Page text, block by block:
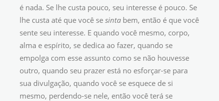
é nada. Se lhe custa pouco, seu interesse é pouco. Se
lhe custa até que você se sinta bem, então é que você
sente seu interesse. E quando você mesmo, corpo,
alma e espírito, se dedica ao fazer, quando se
empolga com esse assunto como se não houvesse
outro, quando seu prazer está no esforçar-se para
sua divulgação, quando você se esquece de si
mesmo, perdendo-se nele, então você terá se